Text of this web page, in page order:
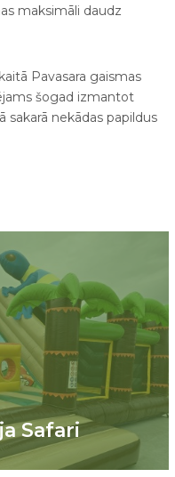
maksimāli daudz
Pavasara gaismas
šogad izmantot
sakarā nekādas papildus
Safari